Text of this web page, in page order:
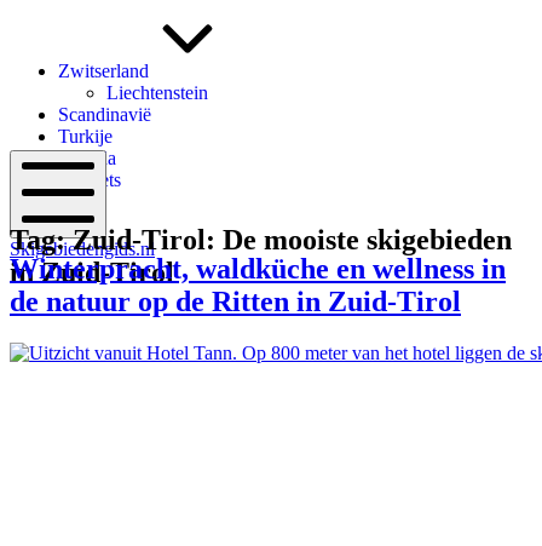
Zwitserland
Liechtenstein
Scandinavië
Turkije
Canada
Gadgets
Mobiel
menu
Skigebiedengids.nl
Tag:Zuid-Tirol: De mooiste skigebieden
in Zuid-Tirol
Winterpracht, waldküche en wellness in
de natuur op de Ritten in Zuid-Tirol